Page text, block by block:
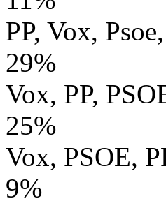
PP, Vox,
29%
Vox, PP,
25%
Vox, PSOE,
9%